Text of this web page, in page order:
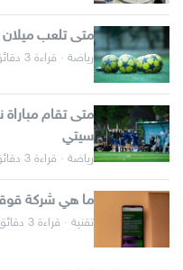
متى تلعب ميلان
رياضة · قراءة 3 دقائق
متى تقام
سيتي
رياضة · قراءة 3 دقائق
ما هي شركة
تقنية · قراءة 3 دقائق